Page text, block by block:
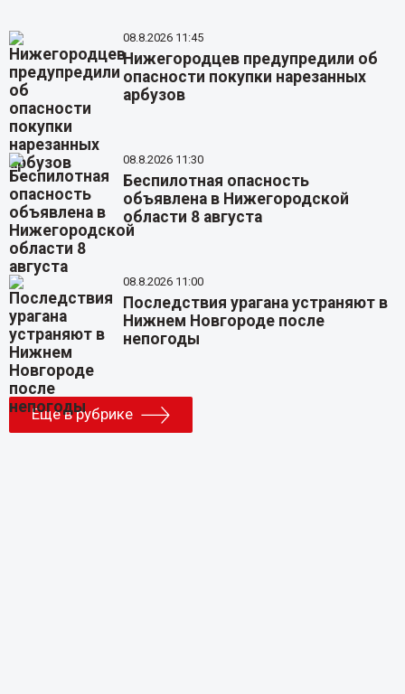
08.8.2026 11:45
Нижегородцев предупредили об
опасности покупки нарезанных
арбузов
08.8.2026 11:30
Беспилотная опасность
объявлена в Нижегородской
области 8 августа
08.8.2026 11:00
Последствия урагана устраняют в
Нижнем Новгороде после
непогоды
Еще в рубрике